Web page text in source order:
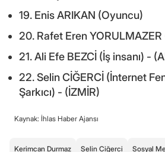
19. Enis ARIKAN (Oyuncu)
20. Rafet Eren
21. Ali Efe BEZCİ (İş insanı) -
22. Selin CİĞERCİ (İnternet
Şarkıcı) - (İZMİR)
Kaynak: İhlas Haber Ajansı
Kerimcan Durmaz Selin Ciğerci Sosyal